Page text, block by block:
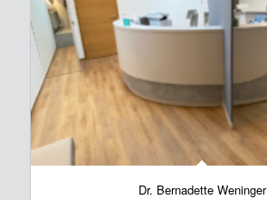
Dr. Bernadette Weninger